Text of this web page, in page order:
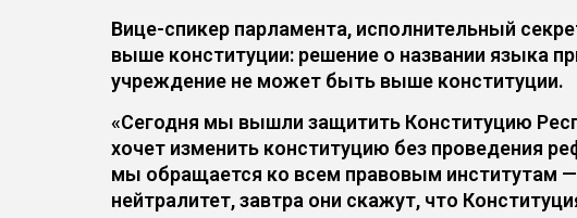
Вице-спикер парламента, исполнительный
выше конституции: решение о названии языка
учреждение не может быть выше конституции.
«Сегодня мы вышли защитить Конституцию
хочет изменить конституцию без проведения
мы обращается ко всем правовым институтам
нейтралитет, завтра они скажут, что